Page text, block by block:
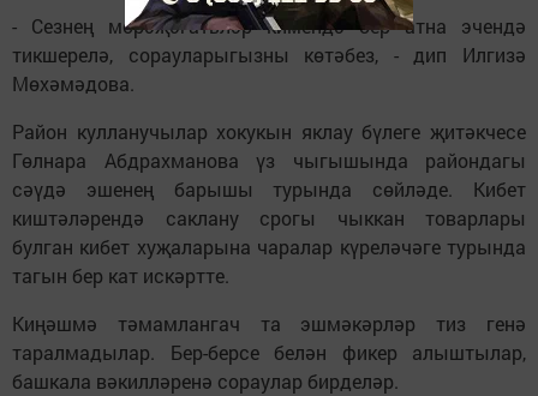
- Сезнең мөрәҗәгатьләр кимендә бер атна эчендә
тикшерелә, сорауларыгызны көтәбез, - дип Илгизә
Мөхәмәдова.
Район кулланучылар хокукын яклау бүлеге җитәкчесе
Гөлнара Абдрахманова үз чыгышында райондагы
сәүдә эшенең барышы турында сөйләде. Кибет
киштәләрендә саклану срогы чыккан товарлары
булган кибет хуҗаларына чаралар күреләчәге турында
тагын бер кат искәртте.
Киңәшмә тәмамлангач та эшмәкәрләр тиз генә
таралмадылар. Бер-берсе белән фикер алыштылар,
башкала вәкилләренә сораулар бирделәр.